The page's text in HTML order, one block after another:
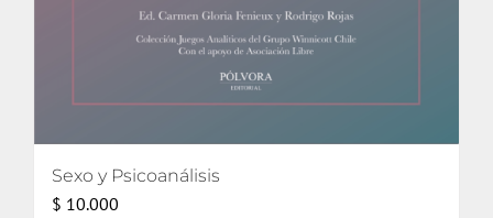
Sexo y Psicoanálisis
$ 10.000